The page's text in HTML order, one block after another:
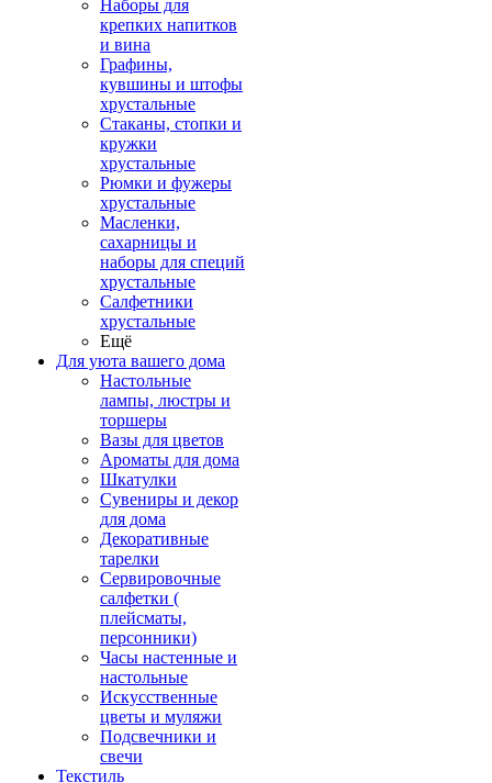
Наборы для
крепких напитков
и вина
Графины,
кувшины и штофы
хрустальные
Стаканы, стопки и
кружки
хрустальные
Рюмки и фужеры
хрустальные
Масленки,
сахарницы и
наборы для специй
хрустальные
Салфетники
хрустальные
Ещё
Для уюта вашего дома
Настольные
лампы, люстры и
торшеры
Вазы для цветов
Ароматы для дома
Шкатулки
Сувениры и декор
для дома
Декоративные
тарелки
Сервировочные
салфетки (
плейсматы,
персонники)
Часы настенные и
настольные
Искусственные
цветы и муляжи
Подсвечники и
свечи
Текстиль